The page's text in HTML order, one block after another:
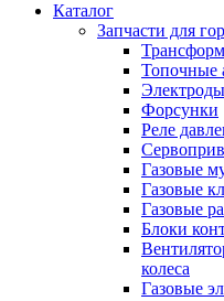
Каталог
Запчасти для
Топочные
Форсунки
Реле
Газовые
Газовые
Газовые
Блоки
колеса
Газовые